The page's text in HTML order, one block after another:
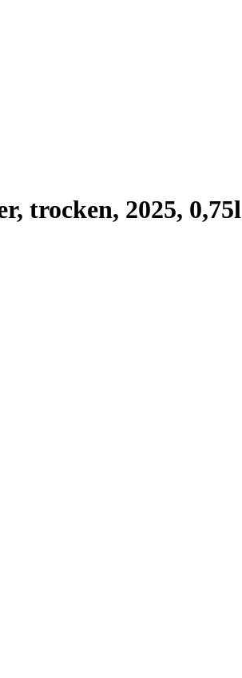
trocken, 2025, 0,75l